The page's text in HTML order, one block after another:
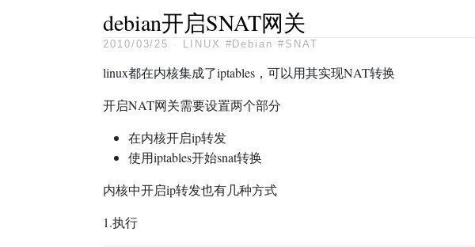
debian开启SNAT网关
2010/03/25 LINUX #Debian #SNAT
linux都在内核集成了iptables，可以用其实现NAT转换
开启NAT网关需要设置两个部分
在内核开启ip转发
使用iptables开始snat转换
内核中开启ip转发也有几种方式
1.执行